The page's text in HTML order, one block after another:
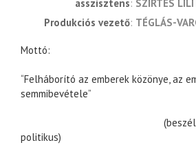
asszisztens SZIRTES
produkciós vezető TÉGLÁS-
Mottó:
“Felháborító az emberek közönye, az
semmibevétele”
(beszélni nem
politikus)